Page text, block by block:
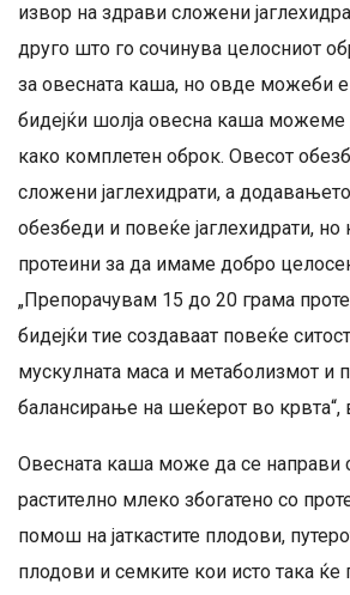
извор на здрави сложени
друго што го сочинува целосниот
за овесната каша, но овде можеби
бидејќи шолја овесна каша можеме
како комплетен оброк. Овесот
сложени јаглехидрати, а
обезбеди и повеќе јаглехидрати, но
протеини за да имаме добро
„Препорачувам 15 до 20 грама
бидејќи тие создаваат повеќе
мускулната маса и метаболизмот и
балансирање на шеќерот во крвта“,
Овесната каша може да се направи
растително млеко збогатено со
помош на јаткастите плодови,
плодови и семките кои исто така ќе